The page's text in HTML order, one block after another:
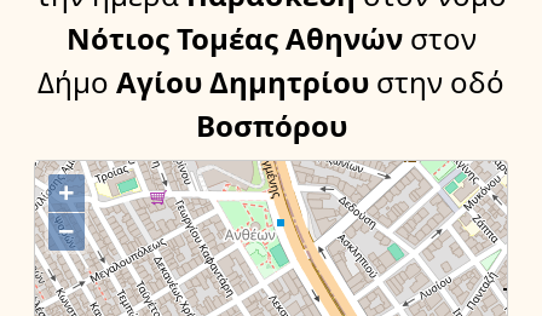
Νότιος Τομέας Αθηνών στον
Δήμο Αγίου Δημητρίου στην οδό
Βοσπόρου
+
−